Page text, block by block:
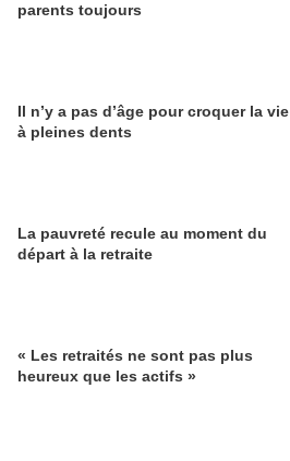
parents toujours
Il n’y a pas d’âge pour croquer la vie
à pleines dents
La pauvreté recule au moment du
départ à la retraite
« Les retraités ne sont pas plus
heureux que les actifs »